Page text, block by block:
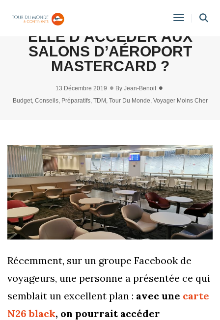
Toggle
LA CARTE N26 PERMET-
ELLE D’ACCÉDER AUX
SALONS D’AÉROPORT
MASTERCARD ?
13 Décembre 2019 By Jean-Benoit
Budget, Conseils, Préparatifs, TDM , Tour Du Monde, Voyager Moins Cher
Récemment, sur un groupe Facebook de
voyageurs, une personne a présentée ce qui
semblait un excellent plan : avec une carte
N26 black, on pourrait accéder